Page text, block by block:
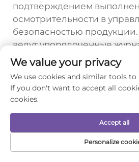
подтверждением
осмотрительности в
безопасностью
ведут упорядоченные
обеспечивающие
партий сырья до поставок
продукции, что позволяет
реагировать в
системный подход к
качества свидетельствует о
профессионализме
ДОМАШНЯЯ
We value your privacy
We use cookies and similar tools to
If you don't want to accept all
cookies.
Personalize
Accept all